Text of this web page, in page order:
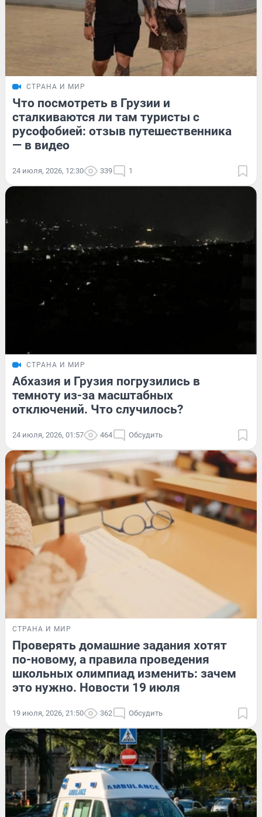
СТРАНА И МИР
Что посмотреть в Грузии и
сталкиваются ли там туристы с
русофобией: отзыв путешественника
— в видео
24 июля, 2026, 12:30 339 1
СТРАНА И МИР
Абхазия и Грузия погрузились в
темноту из-за масштабных
отключений. Что случилось?
24 июля, 2026, 01:57 464 Обсудить
СТРАНА И МИР
Проверять домашние задания хотят
по-новому, а правила проведения
школьных олимпиад изменить: зачем
это нужно. Новости 19 июля
19 июля, 2026, 21:50 362 Обсудить